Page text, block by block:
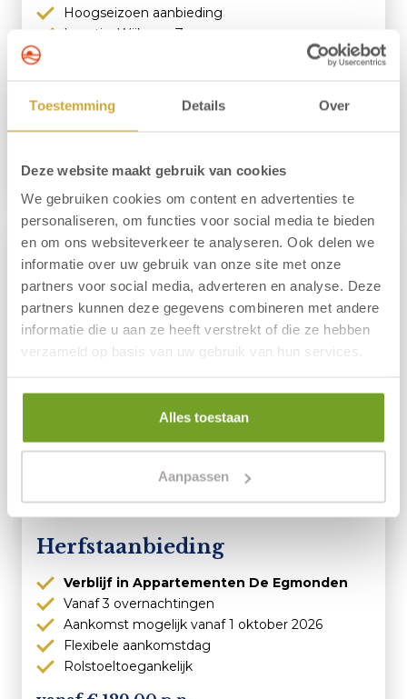
Toestemming Details Over
Deze website maakt gebruik van cookies
We gebruiken cookies om content en advertenties te
personaliseren, om functies voor social media te bieden
en om ons websiteverkeer te analyseren. Ook delen we
informatie over uw gebruik van onze site met onze
partners voor social media, adverteren en analyse. Deze
partners kunnen deze gegevens combineren met andere
informatie die u aan ze heeft verstrekt of die ze hebben
verzameld op basis van uw gebruik van hun services.
Alles toestaan
Aanpassen
Hoogseizoen aanbieding
Locatie: Wijk aan Zee
Gratis gebruik van saunafaciliteiten
270,00 p.p.
Meer informatie Nu Boeken
Herfstaanbieding
Verblijf in Appartementen De Egmonden
Vanaf 3 overnachtingen
Aankomst mogelijk vanaf 1 oktober 2026
Flexibele aankomstdag
Rolstoeltoegankelijk